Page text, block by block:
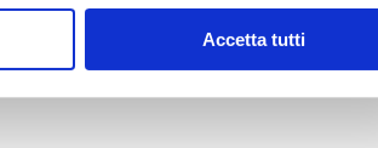
Accetta tutti